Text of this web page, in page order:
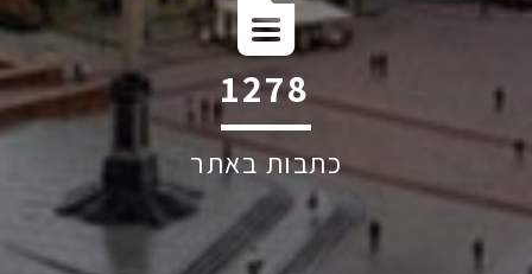
1895
כתבות באתר